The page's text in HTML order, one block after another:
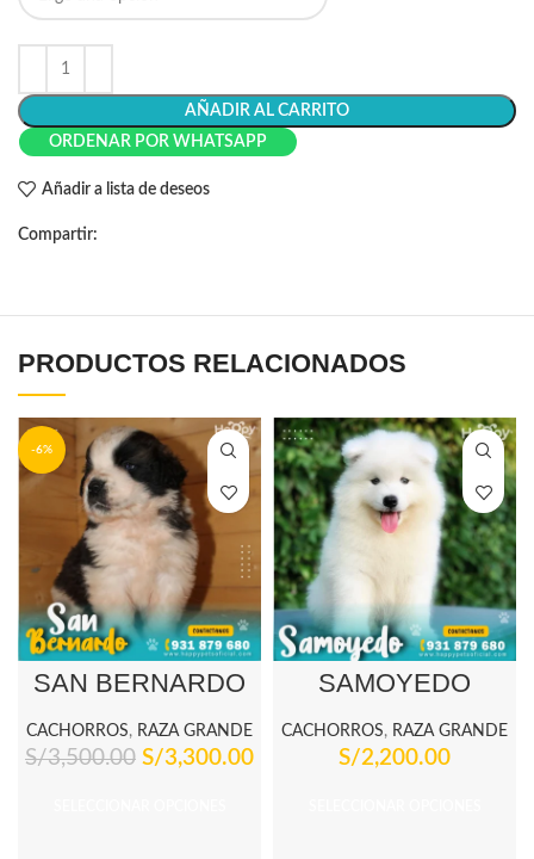
AÑADIR AL CARRITO
ORDENAR POR WHATSAPP
Añadir a lista de deseos
Compartir:
PRODUCTOS RELACIONADOS
-6%
SAN BERNARDO
CACHORROS, RAZA GRANDE
S/3,500.00 S/3,300.00
SAMOYEDO
CACHORROS, RAZA GRANDE
S/2,200.00